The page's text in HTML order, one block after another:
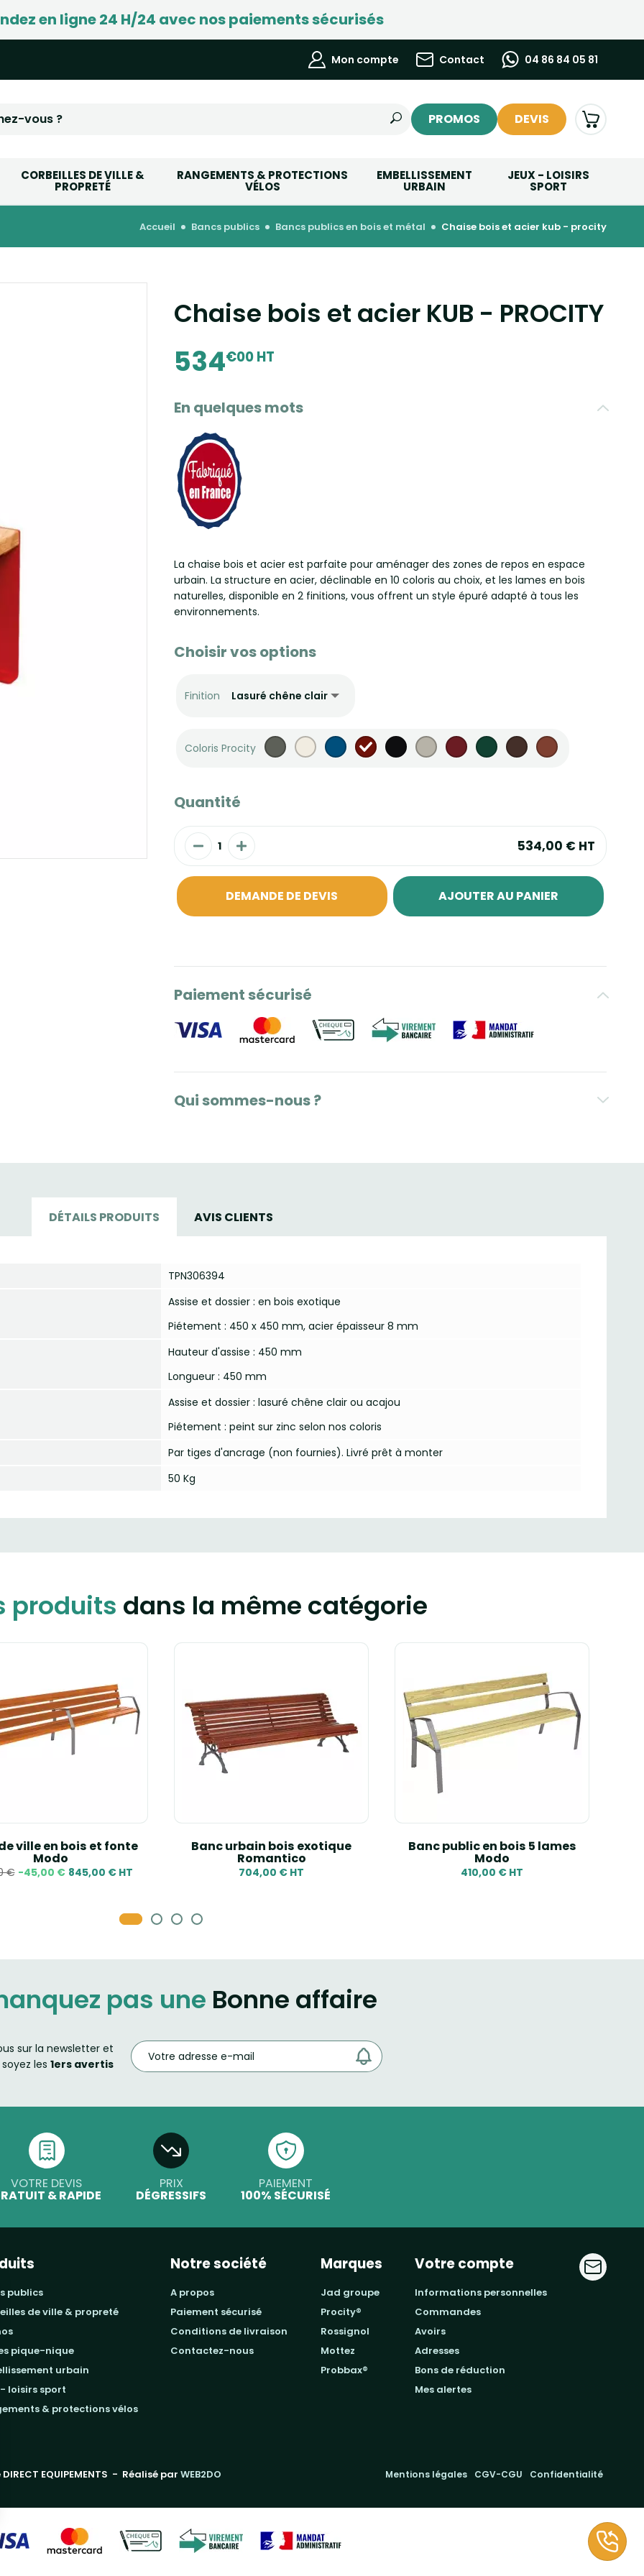
en ligne 24 H/24 avec nos paiements sécurisés
Mon compte Contact 04 86 84 05 81
PROMOS DEVIS
CORBEILLES DE VILLE &
PROPRETÉ
RANGEMENTS & PROTECTIONS
VÉLOS
EMBELLISSEMENT
URBAIN
JEUX - LOISIRS
SPORT
accueil bancs publics bancs publics en bois et métal chaise bois et acier kub - procity
Chaise bois et acier KUB - PROCITY
534€00 HT
En quelques mots
La chaise bois et acier est parfaite pour aménager des zones de repos en espace
urbain. La structure en acier, déclinable en 10 coloris au choix, et les lames en bois
naturelles, disponible en 2 finitions, vous offrent un style épuré adapté à tous les
environnements.
Choisir vos options
Finition
Coloris Procity
Quantité
534,00 € HT
DEMANDE DE DEVIS AJOUTER AU PANIER
Paiement sécurisé
Qui sommes-nous ?
DÉTAILS PRODUITS AVIS CLIENTS
TPN306394
Assise et dossier : en bois exotique
Piétement : 450 x 450 mm, acier épaisseur 8 mm
Hauteur d'assise : 450 mm
Longueur : 450 mm
Assise et dossier : lasuré chêne clair ou acajou
Piétement : peint sur zinc selon nos coloris
Par tiges d'ancrage (non fournies). Livré prêt à monter
50 Kg
produits dans la même catégorie
ville en bois et fonte
Modo
€ -45,00 € 845,00 € HT
Banc urbain bois exotique
Romantico
704,00 € HT
Banc public en bois 5 lames
Modo
410,00 € HT
pas une Bonne affaire
sur la newsletter et
soyez les 1ers avertis
VOTRE DEVIS
& RAPIDE
PRIX
DÉGRESSIFS
PAIEMENT
100% SÉCURISÉ
publics
de ville & propreté
pique-nique
urbain
- loisirs sport
& protections vélos
Notre société
a propos
paiement sécurisé
conditions de livraison
contactez-nous
Marques
jad groupe
procity®
rossignol
mottez
probbax®
Votre compte
informations personnelles
commandes
avoirs
adresses
bons de réduction
mes alertes
EQUIPEMENTS - Réalisé par WEB2DO Mentions légales CGV-CGU Confidentialité